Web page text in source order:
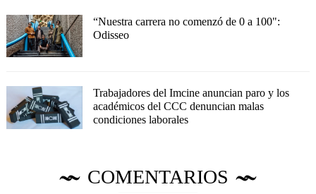
“Nuestra carrera no comenzó de 0 a 100":
Odisseo
Trabajadores del Imcine anuncian paro y los
académicos del CCC denuncian malas
condiciones laborales
COMENTARIOS